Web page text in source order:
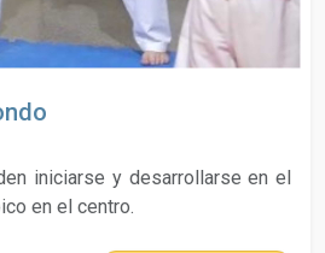
iniciarse y desarrollarse en el
en el centro.